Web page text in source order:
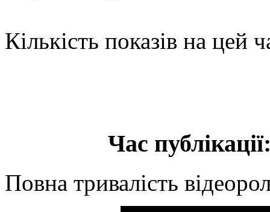
Кількість показів на цей
Час
Повна тривалість